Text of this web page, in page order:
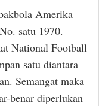
Amerika
satu 1970.
National Football
satu diantara
Semangat maka
benar diperlukan